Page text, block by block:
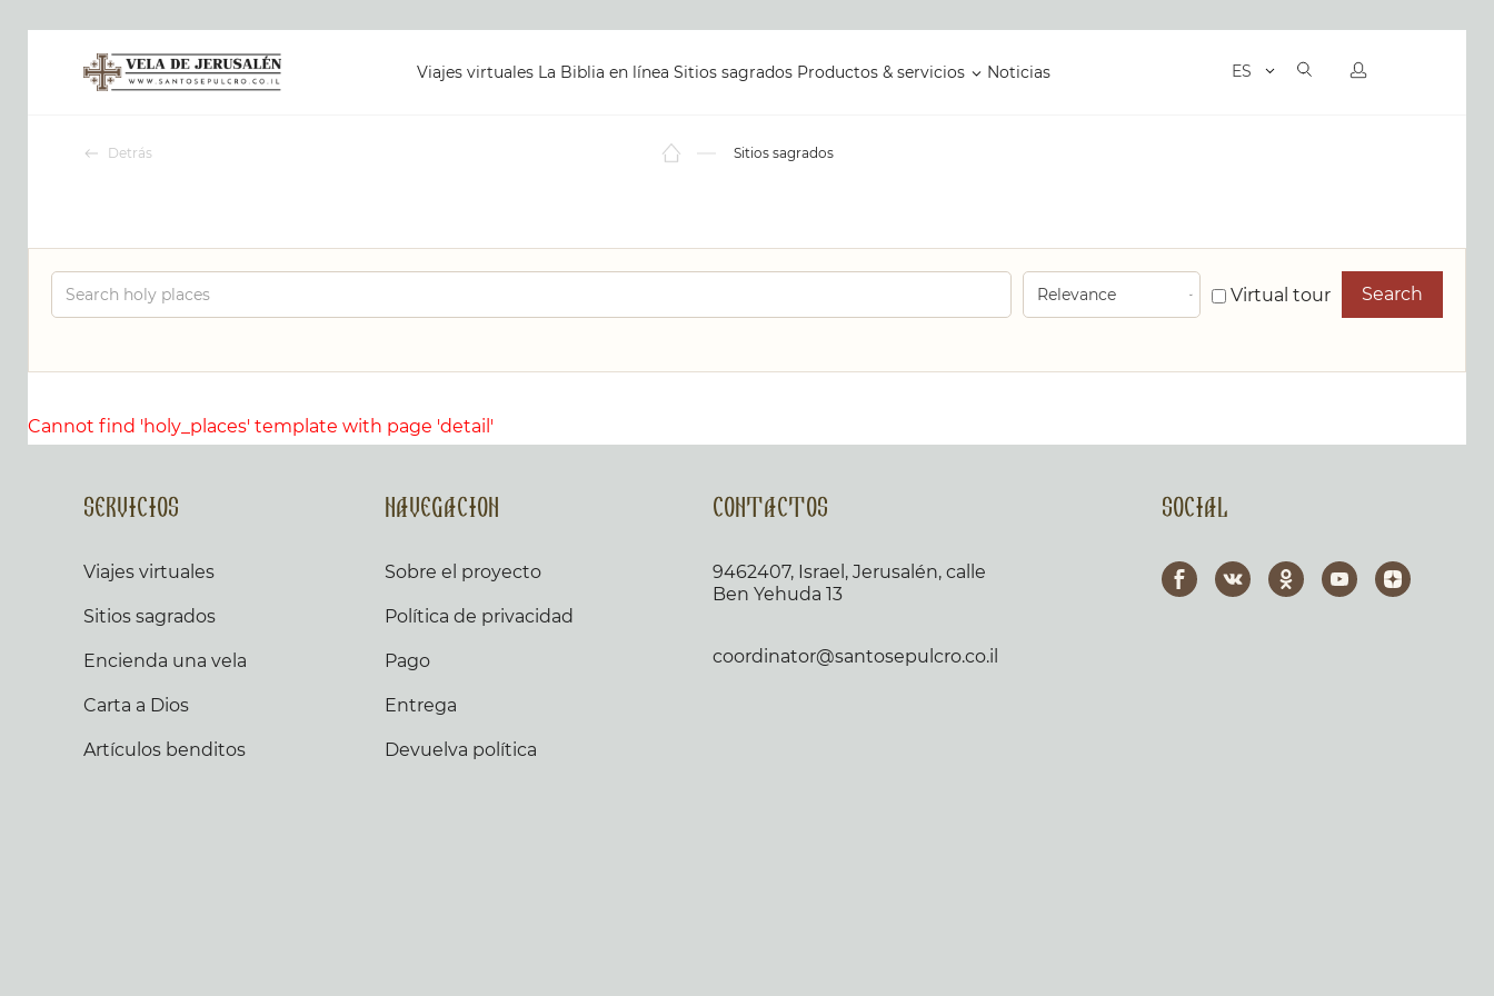
Viajes virtuales La Biblia en línea Sitios sagrados Productos & servicios Noticias ES
Detrás Sitios sagrados
Virtual tour Search
Cannot find 'holy_places' template with page 'detail'
Servicios
Viajes virtuales
Sitios sagrados
Encienda una vela
Carta a Dios
Artículos benditos
Navegacion
Sobre el proyecto
Política de privacidad
Pago
Entrega
Devuelva política
Contactos
9462407, Israel, Jerusalén, calle
Ben Yehuda 13
coordinator@santosepulcro.co.il
Social